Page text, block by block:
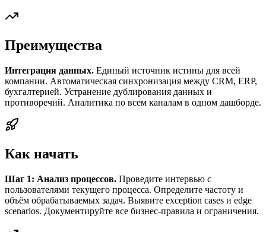
Преимущества
Интеграция данных. Единый источник истины для всей
компании. Автоматическая синхронизация между CRM, ERP,
бухгалтерией. Устранение дублирования данных и
противоречий. Аналитика по всем каналам в одном дашборде.
Как начать
Шаг 1: Анализ процессов. Проведите интервью с
пользователями текущего процесса. Определите частоту и
объём обрабатываемых задач. Выявите exception cases и edge
scenarios. Документируйте все бизнес-правила и ограничения.